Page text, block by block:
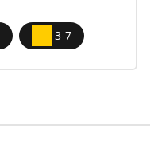
3-7